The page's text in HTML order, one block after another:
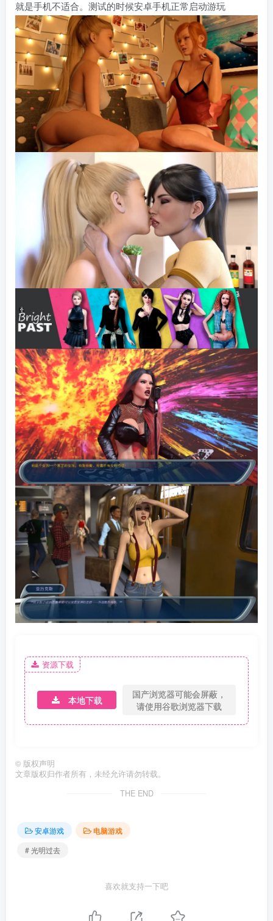
就是手机不适合。测试的时候安卓手机正常启动游玩
资源下载
本地下载
国产浏览器可能会屏蔽，
请使用谷歌浏览器下载
© 版权声明
文章版权归作者所有，未经允许请勿转载。
THE END
安卓游戏
电脑游戏
# 光明过去
喜欢就支持一下吧